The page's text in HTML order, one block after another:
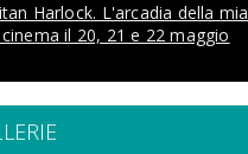
Harlock. L'arcadia della mia
il 20, 21 e 22 maggio